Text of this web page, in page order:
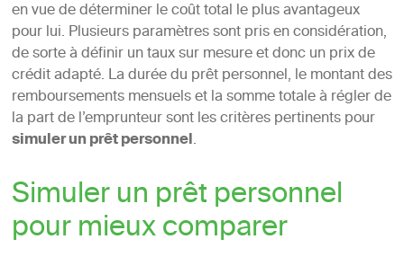
en vue de déterminer le coût total le plus avantageux
pour lui. Plusieurs paramètres sont pris en considération,
de sorte à définir un taux sur mesure et donc un prix de
crédit adapté. La durée du prêt personnel, le montant des
remboursements mensuels et la somme totale à régler de
la part de l’emprunteur sont les critères pertinents pour
simuler un prêt personnel.
Simuler un prêt personnel
pour mieux comparer